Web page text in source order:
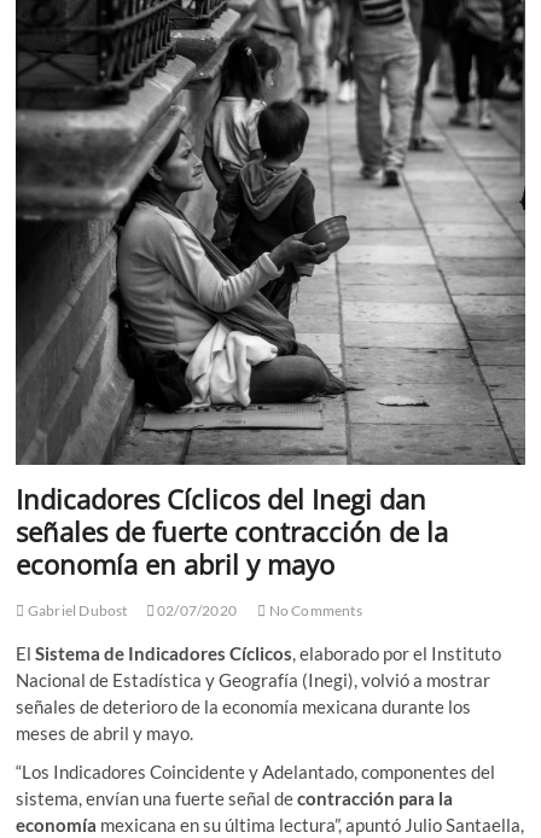
Indicadores Cíclicos del Inegi dan
señales de fuerte contracción de la
economía en abril y mayo
Gabriel Dubost 02/07/2020 No Comments
ElSistema de Indicadores Cíclicos, elaborado por el Instituto
Nacional de Estadística y Geografía (Inegi), volvió a mostrar
señales de deterioro de la economía mexicana durante los
meses de abril y mayo.
“Los Indicadores Coincidente y Adelantado, componentes del
sistema, envían una fuerte señal decontracción para la
economía mexicana en su última lectura”, apuntó Julio Santaella,